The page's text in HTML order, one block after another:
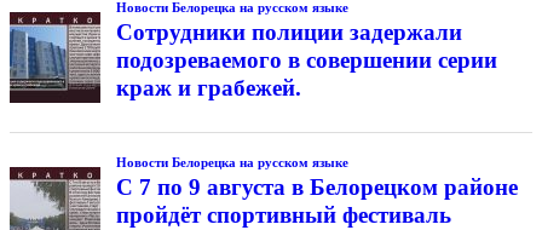
Новости Белорецка на русском языке
Сотрудники полиции задержали
подозреваемого в совершении серии
краж и грабежей.
Новости Белорецка на русском языке
С 7 по 9 августа в Белорецком районе
пройдёт спортивный фестиваль